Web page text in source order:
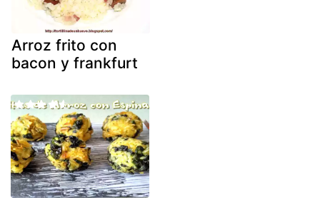
Arroz frito con
bacon y frankfurt